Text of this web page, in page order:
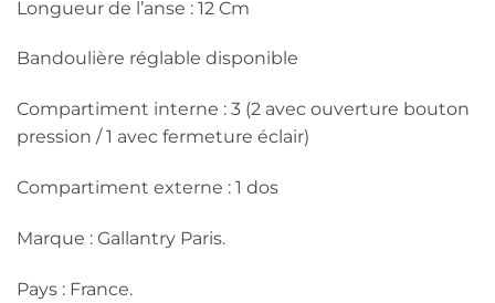
Longueur de l’anse : 12 Cm
Bandoulière réglable disponible
Compartiment interne : 3 (2 avec ouverture bouton
pression / 1 avec fermeture éclair)
Compartiment externe : 1 dos
Marque : Gallantry Paris.
Pays : France.